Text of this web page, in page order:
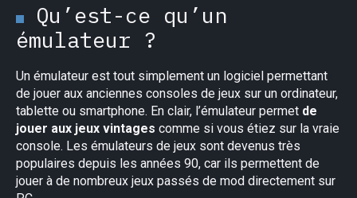
Qu’est-ce qu’un
émulateur ?
Un émulateur est tout simplement un logiciel permettant
de jouer aux anciennes consoles de jeux sur un ordinateur,
tablette ou smartphone. En clair, l’émulateur permet de
jouer aux jeux vintages comme si vous étiez sur la vraie
console. Les émulateurs de jeux sont devenus très
populaires depuis les années 90, car ils permettent de
jouer à de nombreux jeux passés de mod directement sur